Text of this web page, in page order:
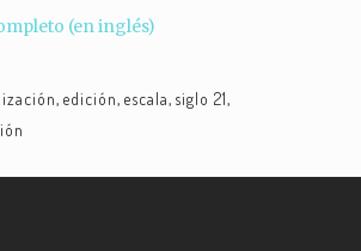
(en inglés)
, edición, escala, siglo 21,